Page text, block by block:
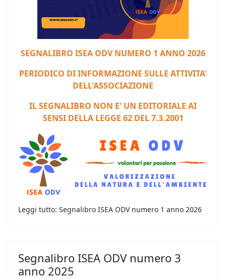
SEGNALIBRO ISEA ODV NUMERO 1 ANNO 2026
PERIODICO DI INFORMAZIONE SULLE ATTIVITA'
DELL'ASSOCIAZIONE
IL SEGNALIBRO NON E' UN EDITORIALE AI
SENSI DELLA LEGGE 62 DEL 7.3.2001
Leggi tutto: Segnalibro ISEA ODV numero 1 anno 2026
Segnalibro ISEA ODV numero 3
anno 2025